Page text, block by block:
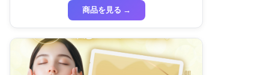
ートマスク ハイドラ 美容液
商品を見る →